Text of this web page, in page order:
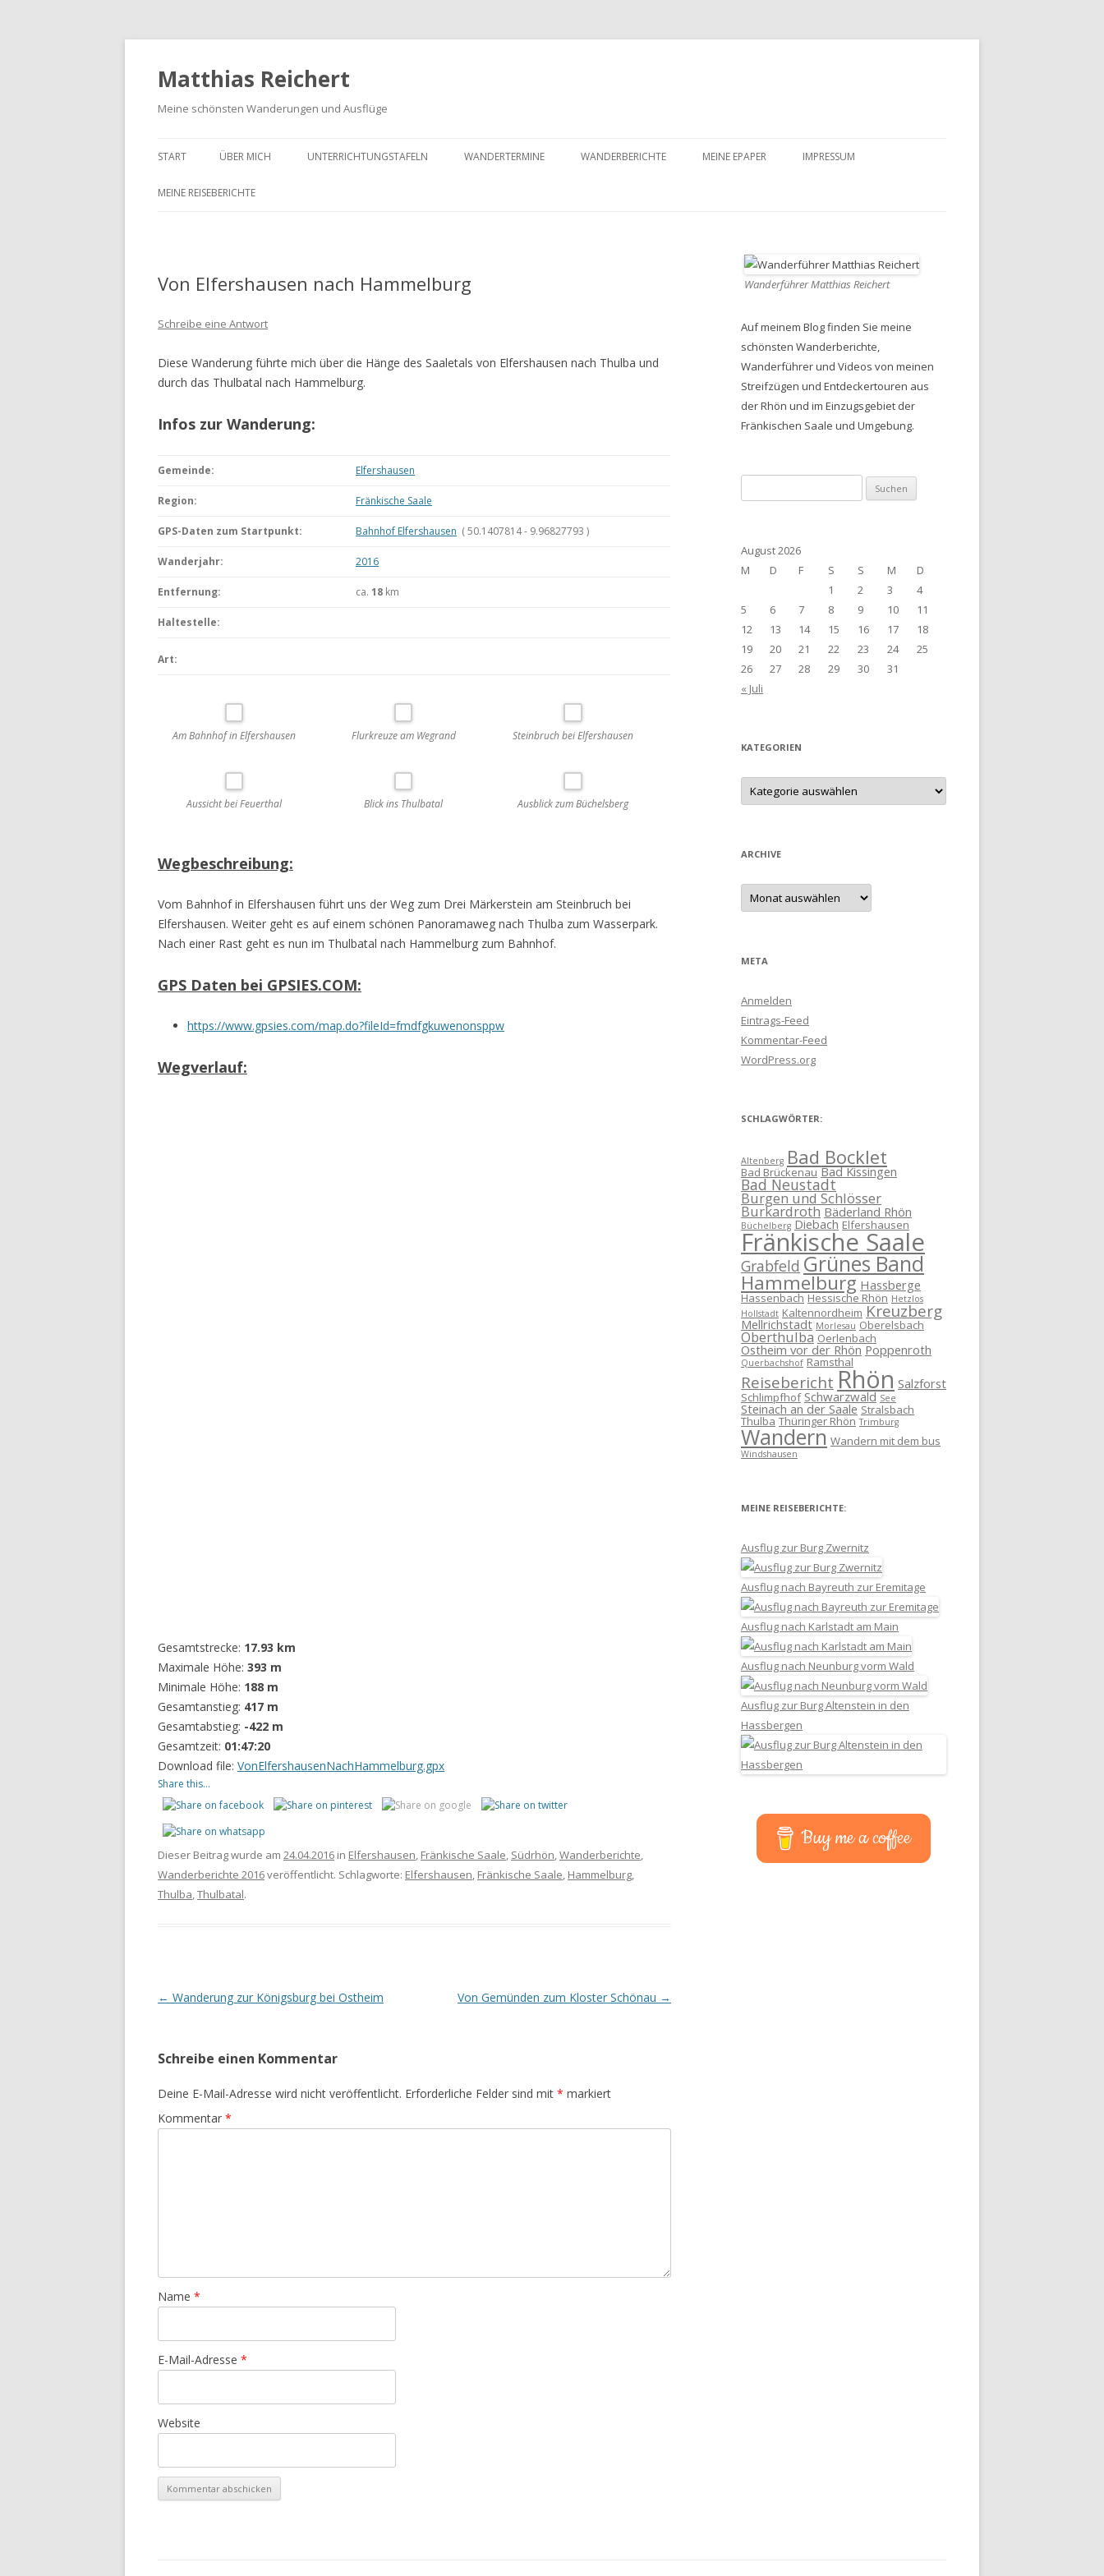
Matthias Reichert
Meine schönsten Wanderungen und Ausflüge
Inhalt
START ÜBER MICH UNTERRICHTUNGSTAFELN WANDERTERMINE WANDERBERICHTE
MEINE WANDERUNGEN 2018
MEINE EPAPER IMPRESSUM
MEINE REISEBERICHTE
2018
2021
Von Elfershausen nach Hammelburg
Schreibe eine Antwort
Diese Wanderung führte mich über die Hänge des Saaletals von Elfershausen nach Thulba und
durch das Thulbatal nach Hammelburg.
Infos zur Wanderung:
Gemeinde: Elfershausen
Region: Fränkische Saale
GPS-Daten zum Startpunkt: Bahnhof Elfershausen ( 50.1407814 - 9.96827793 )
Wanderjahr: 2016
Entfernung: ca. 18 km
Haltestelle:
Art:
Am Bahnhof in Elfershausen Flurkreuze am Wegrand Steinbruch bei Elfershausen
Aussicht bei Feuerthal Blick ins Thulbatal Ausblick zum Büchelsberg
Wegbeschreibung:
Vom Bahnhof in Elfershausen führt uns der Weg zum Drei Märkerstein am Steinbruch bei
Elfershausen. Weiter geht es auf einem schönen Panoramaweg nach Thulba zum Wasserpark.
Nach einer Rast geht es nun im Thulbatal nach Hammelburg zum Bahnhof.
GPS Daten bei GPSIES.COM:
https://www.gpsies.com/map.do?fileId=fmdfgkuwenonsppw
Wegverlauf:
Gesamtstrecke: 17.93 km
Maximale Höhe: 393 m
Minimale Höhe: 188 m
Gesamtanstieg: 417 m
Gesamtabstieg: -422 m
Gesamtzeit: 01:47:20
Download file: VonElfershausenNachHammelburg.gpx
Share this...
Dieser Beitrag wurde am 24.04.2016 in Elfershausen, Fränkische Saale, Südrhön,Wanderberichte,
Wanderberichte 2016veröffentlicht. Schlagworte: Elfershausen, Fränkische Saale, Hammelburg,
Thulba,Thulbatal.
Beitrags-
← Wanderung zur Königsburg bei Ostheim Von Gemünden zum Kloster Schönau →
Schreibe einen Kommentar
Deine E-Mail-Adresse wird nicht veröffentlicht. Erforderliche Felder sind mit * markiert
Kommentar *
Name *
E-Mail-Adresse *
Website
Wanderführer Matthias Reichert
Auf meinem Blog finden Sie meine
schönsten Wanderberichte,
Wanderführer und Videos von meinen
Streifzügen und Entdeckertouren aus
der Rhön und im Einzugsgebiet der
Fränkischen Saale und Umgebung.
nach:
August 2026
M
D F S S M
D
1
2 3
4
5
6 7 8 9 10
11
12
13 14 15 16 17
18
19
20 21 22 23 24
25
26
27 28 29 30
31
« Juli
KATEGORIEN
Kategorien
ARCHIVE
Archive
META
Anmelden
Eintrags-Feed
Kommentar-Feed
WordPress.org
SCHLAGWÖRTER:
Altenberg Bad Bocklet
Bad Brückenau Bad Kissingen
Bad Neustadt
Burgen und Schlösser
Burkardroth Bäderland Rhön
Büchelberg Diebach Elfershausen
Fränkische Saale
Grabfeld Grünes Band
Hammelburg Hassberge
Hassenbach Hessische Rhön Hetzlos
Hollstadt Kaltennordheim Kreuzberg
Mellrichstadt Morlesau Oberelsbach
Oberthulba Oerlenbach
Ostheim vor der Rhön Poppenroth
Querbachshof Ramsthal
ReiseberichtRhön Salzforst
Schlimpfhof Schwarzwald See
Steinach an der Saale Stralsbach
Thulba Thüringer Rhön Trimburg
Wandern Wandern mit dem bus
Windshausen
MEINE REISEBERICHTE:
Ausflug zur Burg Zwernitz
Ausflug nach Bayreuth zur Eremitage
Ausflug nach Karlstadt am Main
Ausflug nach Neunburg vorm Wald
Ausflug zur Burg Altenstein in den
Hassbergen
Buy me a coffee